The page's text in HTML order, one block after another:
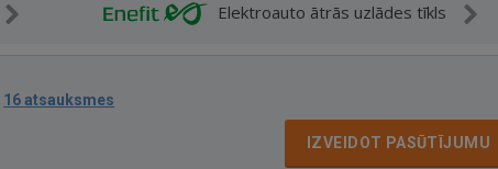
Elektroauto ātrās uzlādes tīkls
16 atsauksmes
IZVEIDOT PASŪTĪJUMU